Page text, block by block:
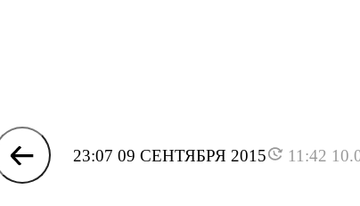
23:07 09 СЕНТЯБРЯ 2015 11:42